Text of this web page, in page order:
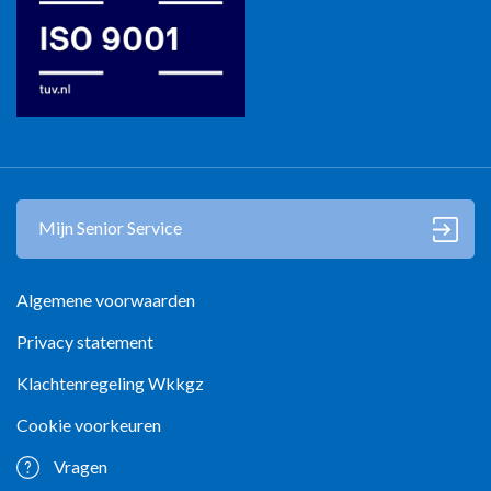
Algemene voorwaarden
Privacy statement
Klachtenregeling Wkkgz
Cookie voorkeuren
Vragen
Mijn Senior Service